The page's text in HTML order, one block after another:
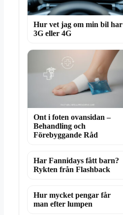
Hur vet jag om min bil har
3G eller 4G
Ont i foten ovansidan –
Behandling och
Förebyggande Råd
Har Fannidays fått barn?
Rykten från Flashback
Hur mycket pengar får
man efter lumpen